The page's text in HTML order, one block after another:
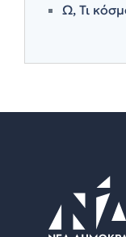
Ω, Τι